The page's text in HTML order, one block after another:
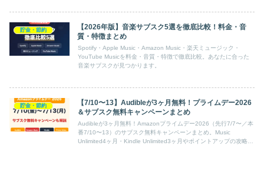
貯金・節約
【2026年版】音楽サブスク5選を徹底比較！料金・音
質・特徴まとめ
Spotify・Apple Music・Amazon Music・楽天ミュージック・
YouTube Musicを料金・音質・特徴で徹底比較。あなたに合った
音楽サブスクが見つかります。
貯金・節約
【7/10〜13】Audibleが3ヶ月無料！プライムデー2026
＆サブスク無料キャンペーンまとめ
Audibleが3ヶ月無料！Amazonプライムデー2026（先行7/7〜／本
番7/10〜13）のサブスク無料キャンペーンまとめ。Music
Unlimited4ヶ月・Kindle Unlimited3ヶ月やポイントアップの攻略も